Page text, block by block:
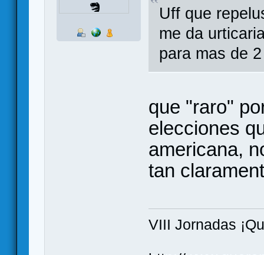
Uff que
me da
para mas de
que "raro"
elecciones
americana,
tan
VIII Jornadas